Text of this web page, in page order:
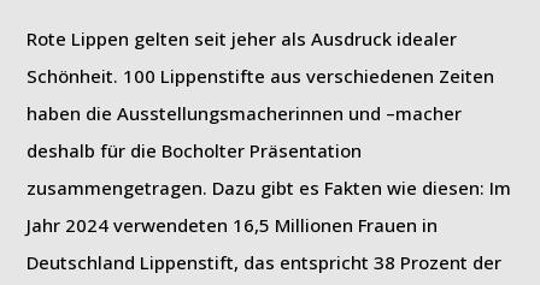
Rote Lippen gelten seit jeher als Ausdruck idealer
Schönheit. 100 Lippenstifte aus verschiedenen Zeiten
haben die Ausstellungsmacherinnen und –macher
deshalb für die Bocholter Präsentation
zusammengetragen. Dazu gibt es Fakten wie diesen: Im
Jahr 2024 verwendeten 16,5 Millionen Frauen in
Deutschland Lippenstift, das entspricht 38 Prozent der